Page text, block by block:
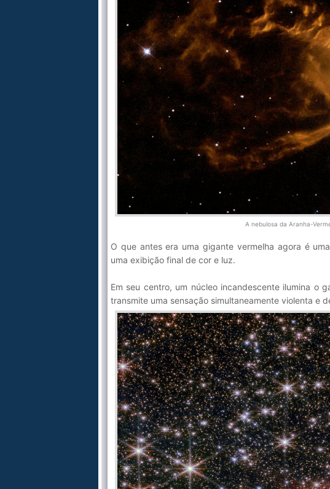
A nebulosa da Aranha-
O que antes era uma gigante vermelha agora é
uma exibição final de cor e luz.
Em seu centro, um núcleo incandescente ilumina o
transmite uma sensação simultaneamente violenta e